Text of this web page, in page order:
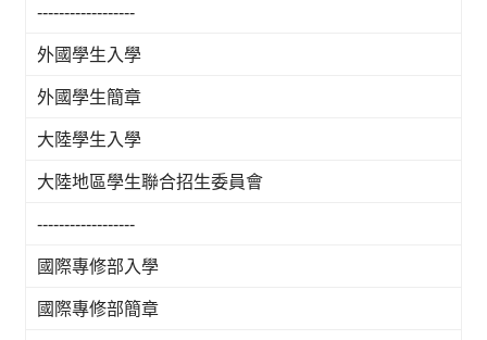
------------------
外國學生入學
外國學生簡章
大陸學生入學
大陸地區學生聯合招生委員會
------------------
國際專修部入學
國際專修部簡章